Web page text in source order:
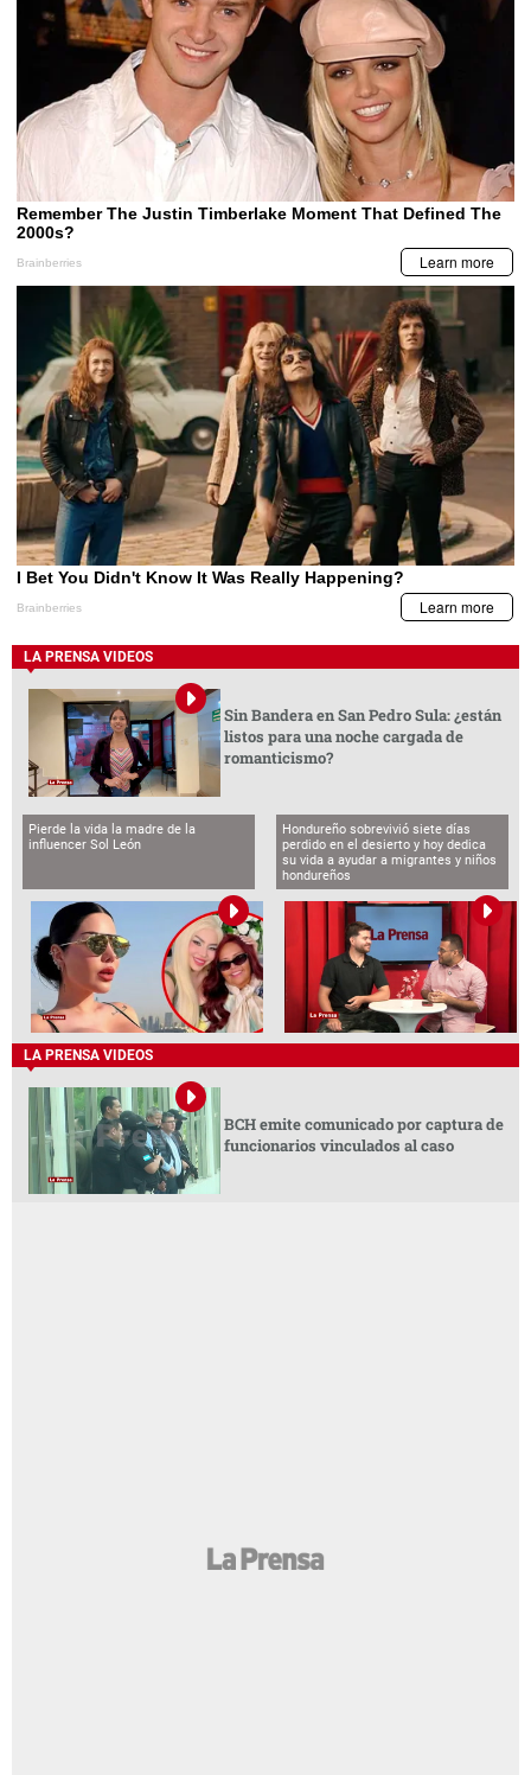
LA PRENSA VIDEOS
Sin Bandera en San Pedro Sula: ¿están
listos para una noche cargada de
romanticismo?
Pierde la vida la madre de la
influencer Sol León
Hondureño sobrevivió siete días
perdido en el desierto y hoy dedica
su vida a ayudar a migrantes y niños
hondureños
LA PRENSA VIDEOS
BCH emite comunicado por captura de
funcionarios vinculados al caso